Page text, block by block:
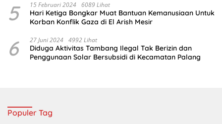
5 15 Februari 2024 6089 Lihat
Hari Ketiga Bongkar Muat Bantuan Kemanusiaan Untuk
Korban Konflik Gaza di El Arish Mesir
6 27 Juni 2024 4992 Lihat
Diduga Aktivitas Tambang Ilegal Tak Berizin dan
Penggunaan Solar Bersubsidi di Kecamatan Palang
Populer Tag